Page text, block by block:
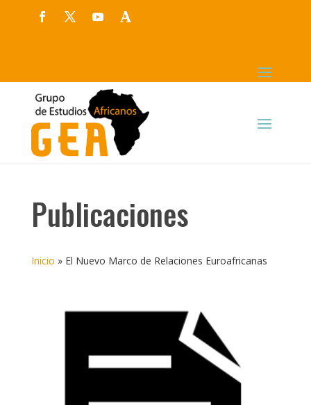
Publicaciones
Inicio » El Nuevo Marco de Relaciones Euroafricanas